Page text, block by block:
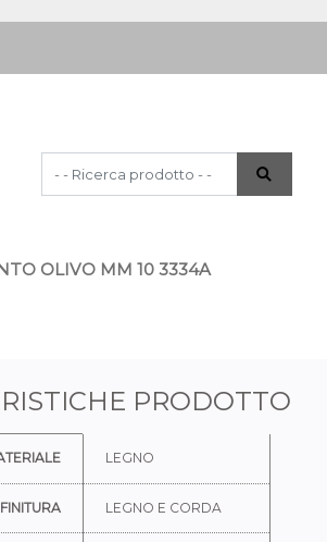
La modifica di un filtro aggiorna
OLIVO MM 10 3334A
PRODOTTO
LEGNO
LEGNO E CORDA